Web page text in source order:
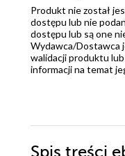
Produkt nie został
dostępu lub nie
dostępu lub są one
Wydawca/Dostawca
walidacji produktu
informacji na temat